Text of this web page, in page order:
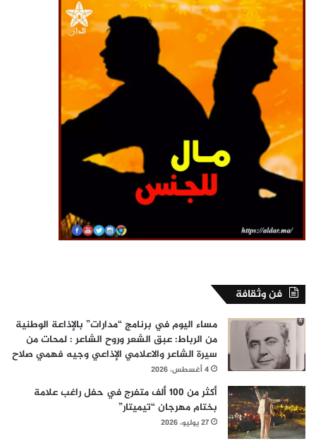
فن وثقافة
مساء اليوم في برنامج “مدارات” بالإذاعة الوطنية
من الرباط: عبق الشعر وروح الشاعر : لمحات من
سيرة الشاعر والاعلامي الإذاعي وجيه فهمي صلاح
4 أغسطس، 2026
أكثر من 100 ألف متفرج في حفل راغب علامة
بختام مهرجان “تيميتار”
27 يوليو، 2026